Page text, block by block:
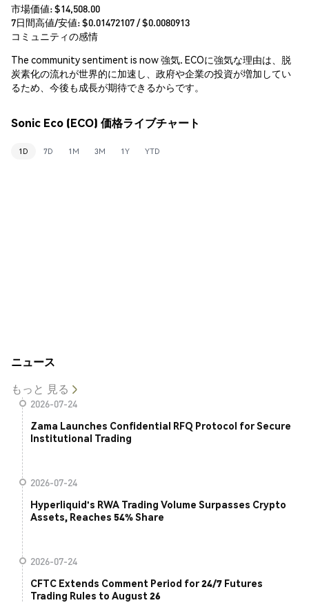
市場価値:$14,508.00
7日間高値/安値: $0.01472107/ $0.0080913
コミュニティの感情
The community sentiment is now 強気. ECOに強気な理由は、脱
炭素化の流れが世界的に加速し、政府や企業の投資が増加してい
るため、今後も成長が期待できるからです。
Sonic Eco (ECO) 価格ライブチャート
1D 7D 1M 3M 1Y YTD
ニュース
もっと 見る
2026-07-24
Zama Launches Confidential RFQ Protocol for Secure
Institutional Trading
2026-07-24
Hyperliquid's RWA Trading Volume Surpasses Crypto
Assets, Reaches 54% Share
2026-07-24
CFTC Extends Comment Period for 24/7 Futures
Trading Rules to August 26